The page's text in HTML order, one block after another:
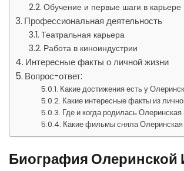
Обучение и первые шаги в карьере
Профессиональная деятельность
Театральная карьера
Работа в киноиндустрии
Интересные факты о личной жизни
Вопрос-ответ:
Какие достижения есть у
Какие интересные факты из
Где и когда родилась
Какие фильмы сняла
Биография Олеринской